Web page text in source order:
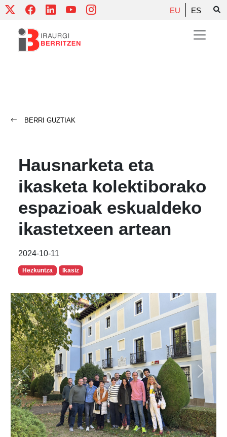
Skip
content
EU ES
BERRI GUZTIAK
Hausnarketa eta
ikasketa kolektiborako
espazioak eskualdeko
ikastetxeen artean
2024-10-11
Hezkuntza Ikasiz